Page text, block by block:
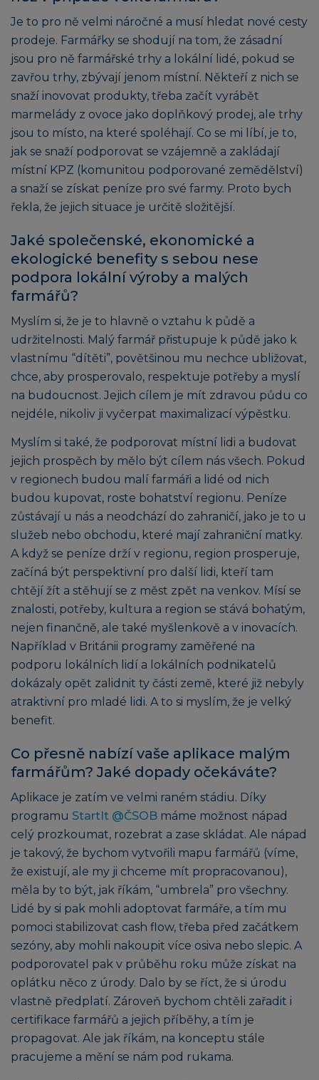
Je to pro ně velmi náročné a musí hledat nové cesty
prodeje. Farmářky se shodují na tom, že zásadní
jsou pro ně farmářské trhy a lokální lidé, pokud se
zavřou trhy, zbývají jenom místní. Někteří z nich se
snaží inovovat produkty, třeba začít vyrábět
marmelády z ovoce jako doplňkový prodej, ale trhy
jsou to místo, na které spoléhají. Co se mi líbí, je to,
jak se snaží podporovat se vzájemně a zakládají
místní KPZ (komunitou podporované zemědělství)
a snaží se získat peníze pro své farmy. Proto bych
řekla, že jejich situace je určitě složitější.
Jaké společenské, ekonomické a
ekologické benefity s sebou nese
podpora lokální výroby a malých
farmářů?
Myslím si, že je to hlavně o vztahu k půdě a
udržitelnosti. Malý farmář přistupuje k půdě jako k
vlastnímu “dítěti”, povětšinou mu nechce ubližovat,
chce, aby prosperovalo, respektuje potřeby a myslí
na budoucnost. Jejich cílem je mít zdravou půdu co
nejdéle, nikoliv ji vyčerpat maximalizací výpěstku.
Myslím si také, že podporovat místní lidi a budovat
jejich prospěch by mělo být cílem nás všech. Pokud
v regionech budou malí farmáři a lidé od nich
budou kupovat, roste bohatství regionu. Peníze
zůstávají u nás a neodchází do zahraničí, jako je to u
služeb nebo obchodu, které mají zahraniční matky.
A když se peníze drží v regionu, region prosperuje,
začíná být perspektivní pro další lidi, kteří tam
chtějí žít a stěhují se z měst zpět na venkov. Mísí se
znalosti, potřeby, kultura a region se stává bohatým,
nejen finančně, ale také myšlenkově a v inovacích.
Například v Británii programy zaměřené na
podporu lokálních lidí a lokálních podnikatelů
dokázaly opět zalidnit ty části země, které již nebyly
atraktivní pro mladé lidi. A to si myslím, že je velký
benefit.
Co přesně nabízí vaše aplikace malým
farmářům? Jaké dopady očekáváte?
Aplikace je zatím ve velmi raném stádiu. Díky
programu StartIt @ČSOB máme možnost nápad
celý prozkoumat, rozebrat a zase skládat. Ale nápad
je takový, že bychom vytvořili mapu farmářů (víme,
že existují, ale my ji chceme mít propracovanou),
měla by to být, jak říkám, “umbrela” pro všechny.
Lidé by si pak mohli adoptovat farmáře, a tím mu
pomoci stabilizovat cash flow, třeba před začátkem
sezóny, aby mohli nakoupit více osiva nebo slepic. A
podporovatel pak v průběhu roku může získat na
oplátku něco z úrody. Dalo by se říct, že si úrodu
vlastně předplatí. Zároveň bychom chtěli zařadit i
certifikace farmářů a jejich příběhy, a tím je
propagovat. Ale jak říkám, na konceptu stále
pracujeme a mění se nám pod rukama.